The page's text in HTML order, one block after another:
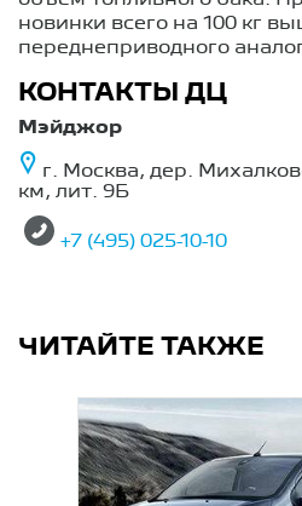
новинки всего на 100 кг
переднеприводного
КОНТАКТЫ ДЦ
Мэйджор
г. Москва, дер.
км, лит. 9Б
+7 (495) 025-10-10
ЧИТАЙТЕ ТАКЖЕ